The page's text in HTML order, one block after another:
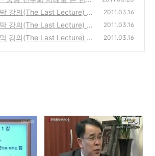
발견
(0)
과 대응(서정민 한국외대
동아프리카학과교수)
(0)
강의(The Last Lecture) D
전 4/5
(0)
2011.03.16
강의(The Last Lecture) D
전 동영상 2/5
(2)
2011.03.16
강의(The Last Lecture) D
2011.03.16